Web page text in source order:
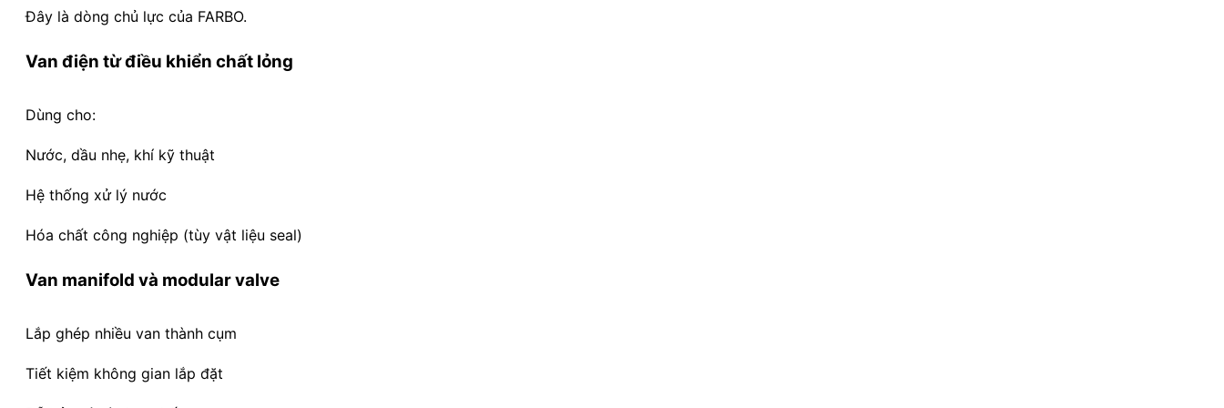
Đây là dòng chủ lực của FARBO.
Van điện từ điều khiển chất lỏng
Dùng cho:
Nước, dầu nhẹ, khí kỹ thuật
Hệ thống xử lý nước
Hóa chất công nghiệp (tùy vật liệu seal)
Van manifold và modular valve
Lắp ghép nhiều van thành cụm
Tiết kiệm không gian lắp đặt